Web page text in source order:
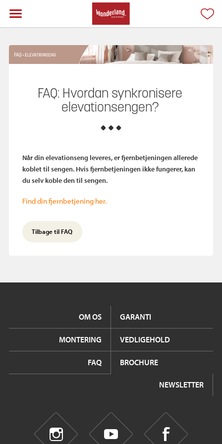
FAQ: Hvordan synkronisere
elevationsengen?
Når din elevationseng leveres, er fjernbetjeningen allerede
koblet til sengen. Hvis fjernbetjeningen ikke fungerer, kan
du selv koble den til sengen.
Find din fjernbetjening her.
Tilbage til FAQ
OM OS GARANTI
MONTERING VEDLIGEHOLD
FAQ BROCHURE
NEWSLETTER